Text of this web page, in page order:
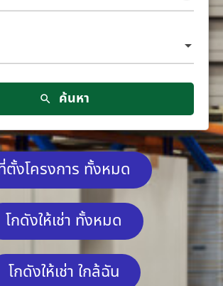
ค้นหา
ตั้งโครงการ ทั้งหมด
โกดังให้เช่า ทั้งหมด
โกดังให้เช่า ใกล้ฉัน